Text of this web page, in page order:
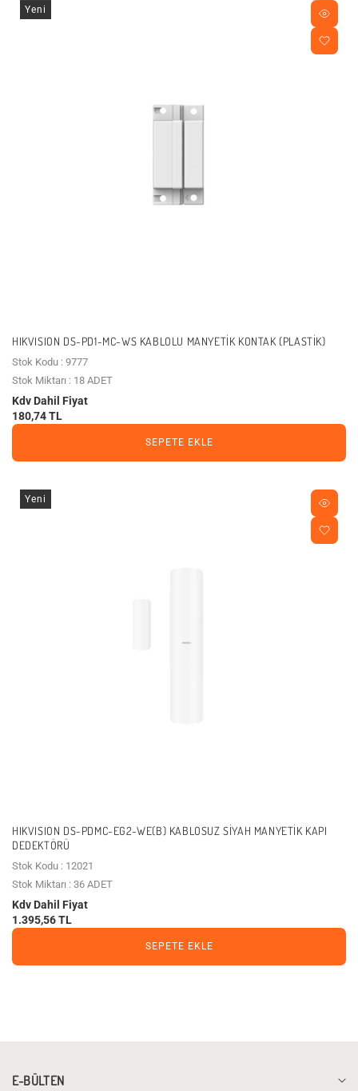
Yeni
HIKVISION DS-PD1-MC-WS KABLOLU MANYETIK KONTAK (PLASTIK)
Stok Kodu : 9777
Stok Miktarı : 18 ADET
Kdv Dahil Fiyat
180,74 TL
SEPETE EKLE
Yeni
HIKVISION DS-PDMC-EG2-WE(B) KABLOSUZ SIYAH MANYETIK KAPI
DEDEKTÖRÜ
Stok Kodu : 12021
Stok Miktarı : 36 ADET
Kdv Dahil Fiyat
1.395,56 TL
SEPETE EKLE
E-BÜLTEN